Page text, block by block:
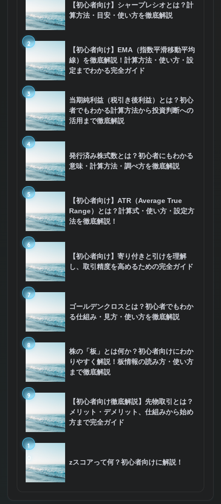
【初心者向け】シャープレシオとは？計
算方法・目安・使い方を徹底解説
2
【初心者向け】EMA（指数平滑移動平均
線）を徹底解説！計算方法・使い方・設
定までわかる完全ガイド
3
当期純利益（税引き後利益）とは？初心
者でもわかる計算方法から投資判断への
活用まで徹底解説
4
発行済み株式数とは？初心者にもわかる
意味・計算方法・調べ方を徹底解説
5
【初心者向け】ATR（Average True
Range）とは？計算式・使い方・設定方
法を徹底解説！
6
【初心者向け】寄り付きと引けを理解
し、取引精度を高めるための完全ガイド
7
ゴールデンクロスとは？初心者でもわか
る仕組み・見方・使い方を徹底解説
8
株の「板」とは何か？初心者向けにわか
りやすく解説！板情報の読み方・使い方
まで徹底解説
9
【初心者向け徹底解説】先物取引とは？
メリット・デメリット、仕組みから始め
方まで完全ガイド
1
0
zスコアって何？初心者向けに解説！